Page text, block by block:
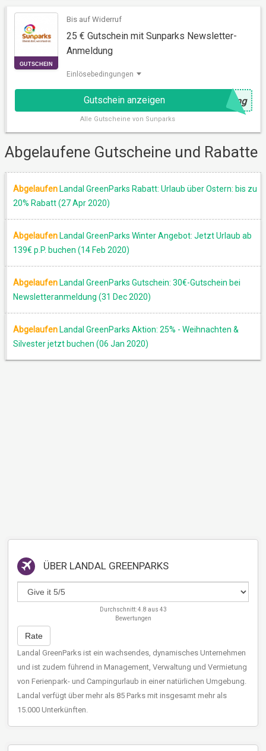
AKTION
GUTSCHEIN
Bis auf Widerruf
25 € Gutschein mit Sunparks Newsletter-
Anmeldung
Einlösebedingungen
Gutschein anzeigen @ ung
Alle Gutscheine von Sunparks
Abgelaufene Gutscheine und Rabatte
Abgelaufen Landal GreenParks Rabatt: Urlaub über Ostern: bis zu
20% Rabatt (27 Apr 2020)
Abgelaufen Landal GreenParks Winter Angebot: Jetzt Urlaub ab
139€ p.P. buchen (14 Feb 2020)
Abgelaufen Landal GreenParks Gutschein: 30€-Gutschein bei
Newsletteranmeldung (31 Dec 2020)
Abgelaufen Landal GreenParks Aktion: 25% - Weihnachten &
Silvester jetzt buchen (06 Jan 2020)
ÜBER LANDAL GREENPARKS
Durchschnitt:4.8 aus 43
Bewertungen
Rate
Landal GreenParks ist ein wachsendes, dynamisches Unternehmen
und ist zudem führend in Management, Verwaltung und Vermietung
von Ferienpark- und Campingurlaub in einer natürlichen Umgebung.
Landal verfügt über mehr als 85 Parks mit insgesamt mehr als
15.000 Unterkünften.